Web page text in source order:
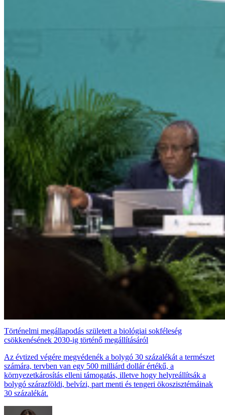
Történelmi megállapodás született a biológiai sokféleség
csökkenésének 2030-ig történő megállításáról
Az évtized végére megvédenék a bolygó 30 százalékát a természet
számára, tervben van egy 500 milliárd dollár értékű, a
környezetkárosítás elleni támogatás, illetve hogy helyreállítsák a
bolygó szárazföldi, belvízi, part menti és tengeri ökoszisztémáinak
30 százalékát.